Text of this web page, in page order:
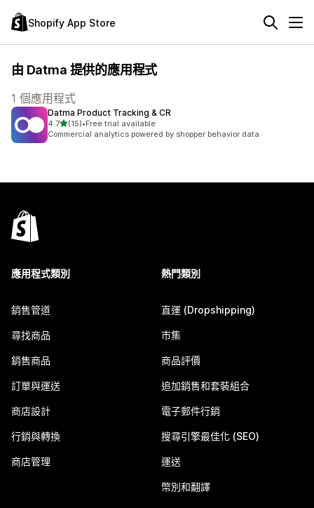
Shopify App Store
由 Datma 提供的應用程式
1 個應用程式
Datma Product Tracking & CR
4.7滿分 5 顆星
(15)
共有 15 則評價
•Free trial available
Commercial analytics powered by shopper behavior data
應用程式類別
銷售管道
尋找商品
銷售商品
訂單與運送
商店設計
行銷與轉換
商店管理
熱門類別
直運 (Dropshipping)
市集
商品評價
追加銷售和套裝組合
電子郵件行銷
搜尋引擎最佳化 (SEO)
運送
幣別和翻譯